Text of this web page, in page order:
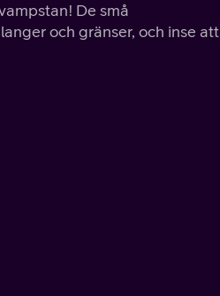
De små
och gränser, och inse att